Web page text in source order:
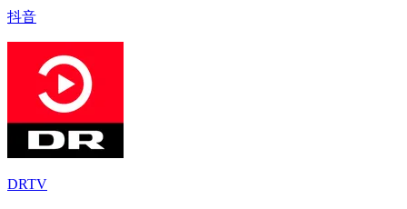
抖音
DRTV